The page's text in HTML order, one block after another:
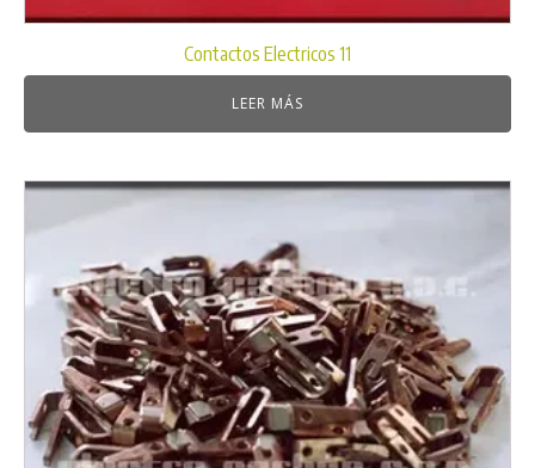
Contactos Electricos 11
LEER MÁS